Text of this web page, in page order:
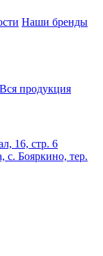
Наши бренды
Вся продукция
16, стр. 6
с. Бояркино, тер.